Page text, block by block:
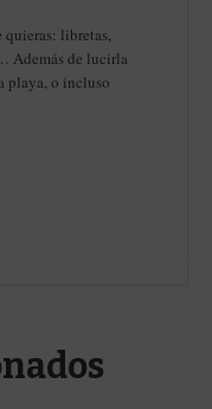
quieras: libretas,
Además de lucirla
playa, o incluso